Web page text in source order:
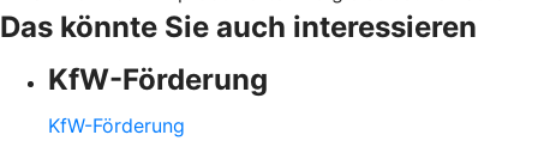
Das könnte Sie auch interessieren
KfW-Förderung
KfW-Förderung